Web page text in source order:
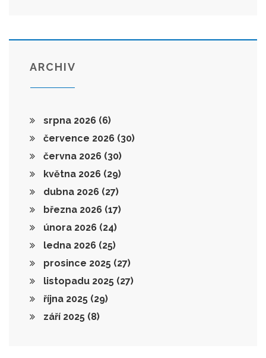
ARCHIV
srpna 2026 (6)
července 2026 (30)
června 2026 (30)
května 2026 (29)
dubna 2026 (27)
března 2026 (17)
února 2026 (24)
ledna 2026 (25)
prosince 2025 (27)
listopadu 2025 (27)
října 2025 (29)
září 2025 (8)